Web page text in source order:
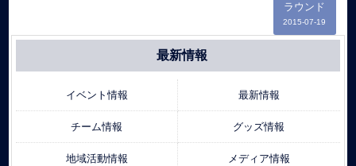
ラウンド
2015-07-19
最新情報
イベント情報 最新情報
チーム情報 グッズ情報
地域活動情報 メディア情報